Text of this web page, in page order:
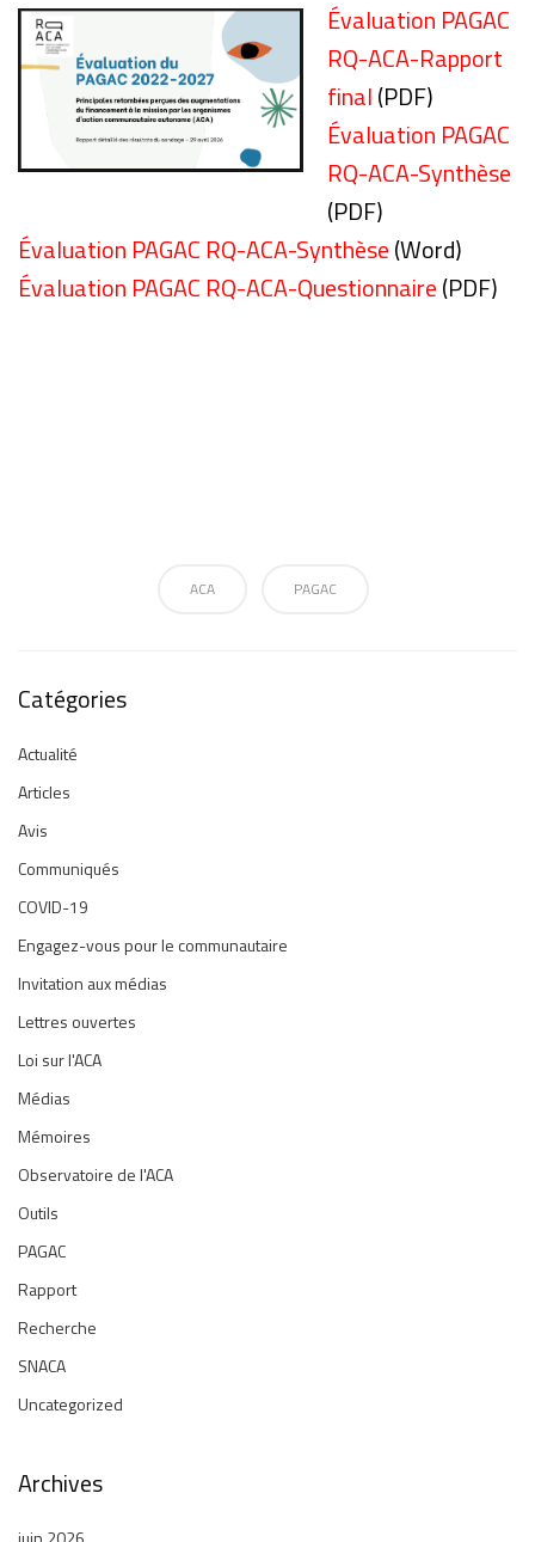
Évaluation PAGAC
RQ-ACA-Rapport
final(PDF)
Évaluation PAGAC
RQ-ACA-Synthèse
(PDF)
Évaluation PAGAC RQ-ACA-Synthèse(Word)
Évaluation PAGAC RQ-ACA-Questionnaire(PDF)
ACA PAGAC
Catégories
Actualité
Articles
Avis
Communiqués
COVID-19
Engagez-vous pour le communautaire
Invitation aux médias
Lettres ouvertes
Loi sur l'ACA
Médias
Mémoires
Observatoire de l'ACA
Outils
PAGAC
Rapport
Recherche
SNACA
Uncategorized
Archives